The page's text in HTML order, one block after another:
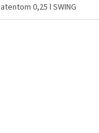
0,25 l SWING